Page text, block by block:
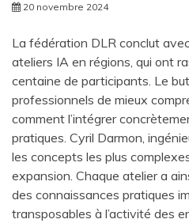
20 novembre 2024
La fédération DLR conclut
ateliers IA en régions, qui ont
centaine de participants. Le
professionnels de mieux
comment l’intégrer
pratiques. Cyril Darmon,
les concepts les plus
expansion. Chaque atelier a
des connaissances pratiques
transposables à l’activité des